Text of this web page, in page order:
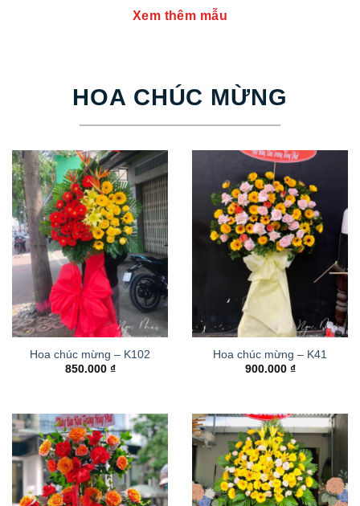
Xem thêm mẫu
HOA CHÚC MỪNG
Hoa chúc mừng – K102
850.000 ₫
Hoa chúc mừng – K41
900.000 ₫